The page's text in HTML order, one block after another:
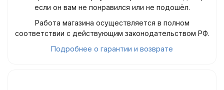
если он вам не понравился или не подошёл.
Работа магазина осуществляется в полном
соответствии с действующим законодательством РФ.
Подробнее о гарантии и возврате